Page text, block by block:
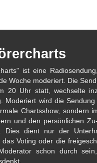
ist eine
Woche moderiert. Die
20 Uhr statt, wechselte
Moderiert wird die
Chartsshow, sondern
und den persönlichen
Dies dient nur der
das Voting oder die
schon durch